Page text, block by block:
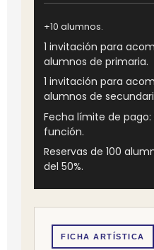
+10 alumnos.
1 invitación para
alumnos de primaria.
1 invitación para
alumnos de
Fecha límite de
función.
Reservas de 100
del 50%.
FICHA ARTÍSTICA